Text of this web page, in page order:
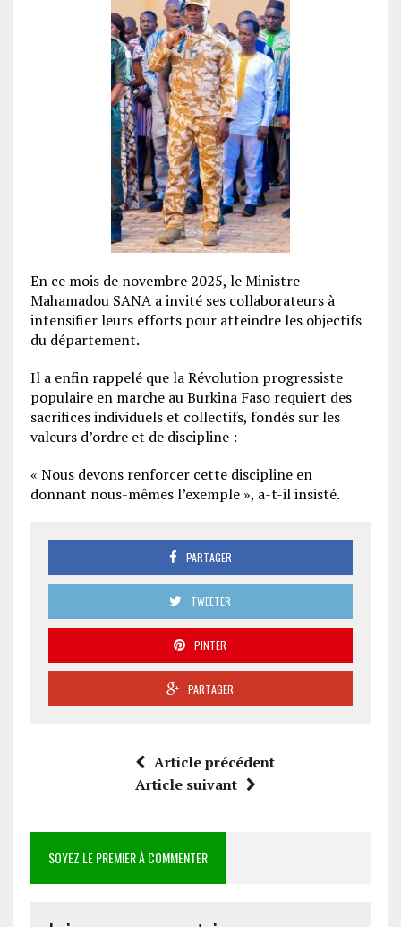
En ce mois de novembre 2025, le Ministre
Mahamadou SANA a invité ses collaborateurs à
intensifier leurs efforts pour atteindre les objectifs
du département.
Il a enfin rappelé que la Révolution progressiste
populaire en marche au Burkina Faso requiert des
sacrifices individuels et collectifs, fondés sur les
valeurs d’ordre et de discipline :
« Nous devons renforcer cette discipline en
donnant nous-mêmes l’exemple », a-t-il insisté.
PARTAGER
TWEETER
PINTER
PARTAGER
Article précédent
Article suivant
SOYEZ LE PREMIER À COMMENTER